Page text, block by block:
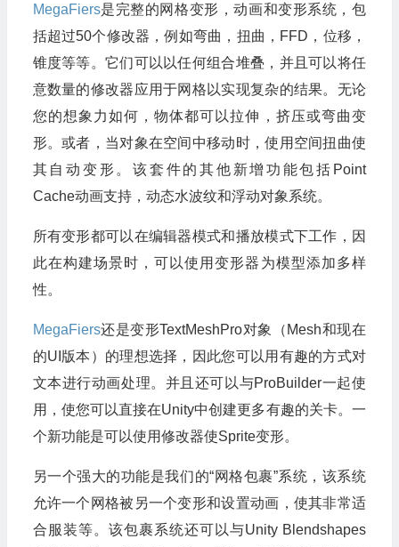
MegaFiers是完整的网格变形，动画和变形系统，包
括超过50个修改器，例如弯曲，扭曲，FFD，位移，
锥度等等。它们可以以任何组合堆叠，并且可以将任
意数量的修改器应用于网格以实现复杂的结果。无论
您的想象力如何，物体都可以拉伸，挤压或弯曲变
形。或者，当对象在空间中移动时，使用空间扭曲使
其自动变形。该套件的其他新增功能包括Point
Cache动画支持，动态水波纹和浮动对象系统。
所有变形都可以在编辑器模式和播放模式下工作，因
此在构建场景时，可以使用变形器为模型添加多样
性。
MegaFiers还是变形TextMeshPro对象（Mesh和现在
的UI版本）的理想选择，因此您可以用有趣的方式对
文本进行动画处理。并且还可以与ProBuilder一起使
用，使您可以直接在Unity中创建更多有趣的关卡。一
个新功能是可以使用修改器使Sprite变形。
另一个强大的功能是我们的“网格包裹”系统，该系统
允许一个网格被另一个变形和设置动画，使其非常适
合服装等。该包裹系统还可以与Unity Blendshapes